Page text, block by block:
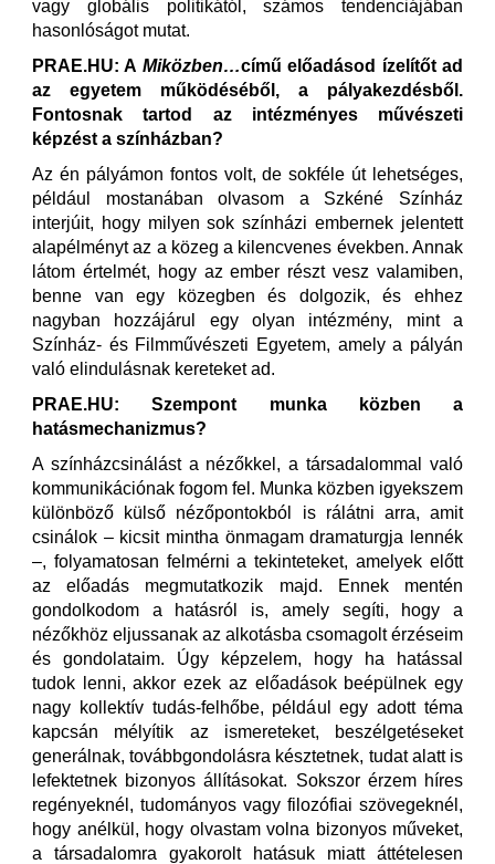
vagy globális politikától, számos tendenciájában
hasonlóságot mutat.
PRAE.HU: A Miközben…című előadásod ízelítőt ad
az egyetem működéséből, a pályakezdésből.
Fontosnak tartod az intézményes művészeti
képzést a színházban?
Az én pályámon fontos volt, de sokféle út lehetséges,
például mostanában olvasom a Szkéné Színház
interjúit, hogy milyen sok színházi embernek jelentett
alapélményt az a közeg a kilencvenes években. Annak
látom értelmét, hogy az ember részt vesz valamiben,
benne van egy közegben és dolgozik, és ehhez
nagyban hozzájárul egy olyan intézmény, mint a
Színház- és Filmművészeti Egyetem, amely a pályán
való elindulásnak kereteket ad.
PRAE.HU: Szempont munka közben a
hatásmechanizmus?
A színházcsinálást a nézőkkel, a társadalommal való
kommunikációnak fogom fel. Munka közben igyekszem
különböző külső nézőpontokból is rálátni arra, amit
csinálok – kicsit mintha önmagam dramaturgja lennék
–, folyamatosan felmérni a tekinteteket, amelyek előtt
az előadás megmutatkozik majd. Ennek mentén
gondolkodom a hatásról is, amely segíti, hogy a
nézőkhöz eljussanak az alkotásba csomagolt érzéseim
és gondolataim. Úgy képzelem, hogy ha hatással
tudok lenni, akkor ezek az előadások beépülnek egy
nagy kollektív tudás-felhőbe, például egy adott téma
kapcsán mélyítik az ismereteket, beszélgetéseket
generálnak, továbbgondolásra késztetnek, tudat alatt is
lefektetnek bizonyos állításokat. Sokszor érzem híres
regényeknél, tudományos vagy filozófiai szövegeknél,
hogy anélkül, hogy olvastam volna bizonyos műveket,
a társadalomra gyakorolt hatásuk miatt áttételesen